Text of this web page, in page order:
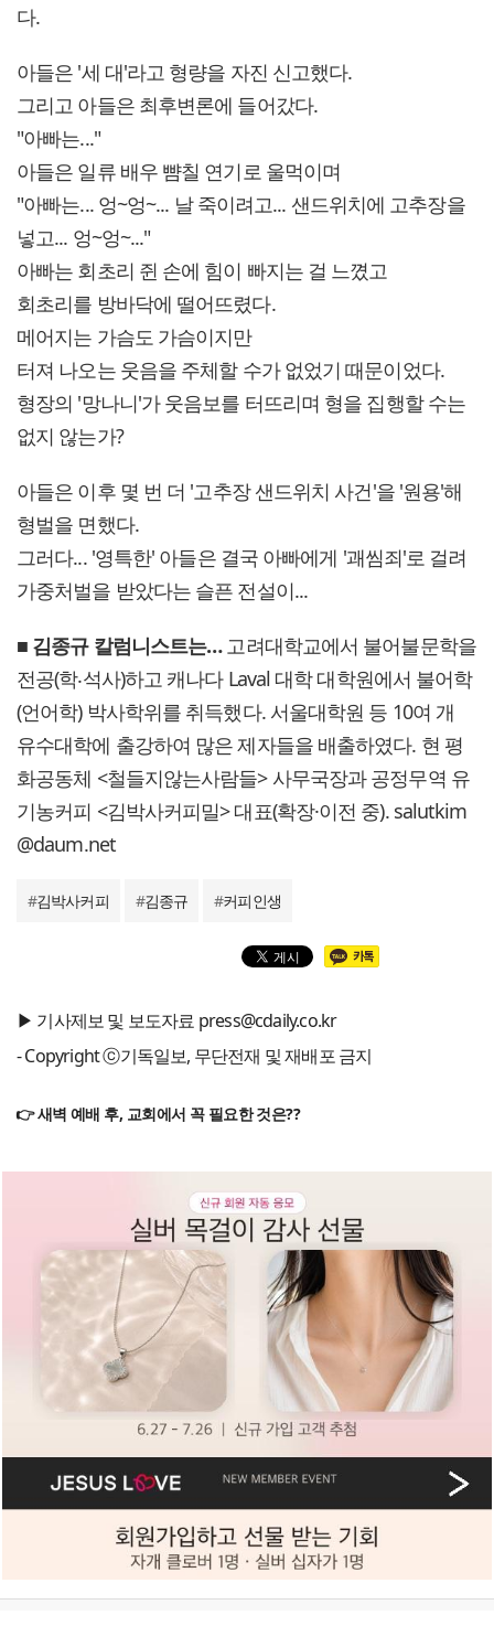
다.
아들은 '세 대'라고 형량을 자진 신고했다.
그리고 아들은 최후변론에 들어갔다.
"아빠는..."
아들은 일류 배우 뺨칠 연기로 울먹이며
"아빠는... 엉~엉~... 날 죽이려고... 샌드위치에 고추장을
넣고... 엉~엉~..."
아빠는 회초리 쥔 손에 힘이 빠지는 걸 느꼈고
회초리를 방바닥에 떨어뜨렸다.
메어지는 가슴도 가슴이지만
터져 나오는 웃음을 주체할 수가 없었기 때문이었다.
형장의 '망나니'가 웃음보를 터뜨리며 형을 집행할 수는
없지 않는가?
아들은 이후 몇 번 더 '고추장 샌드위치 사건'을 '원용'해
형벌을 면했다.
그러다... '영특한' 아들은 결국 아빠에게 '괘씸죄'로 걸려
가중처벌을 받았다는 슬픈 전설이...
■ 김종규 칼럼니스트는…고려대학교에서 불어불문학을
전공(학‧석사)하고 캐나다 Laval 대학 대학원에서 불어학
(언어학) 박사학위를 취득했다. 서울대학원 등 10여 개
유수대학에 출강하여 많은 제자들을 배출하였다. 현 평
화공동체 <철들지않는사람들> 사무국장과 공정무역 유
기농커피 <김박사커피밀> 대표(확장·이전 중). salutkim
@daum.net
#김박사커피 #김종규 #커피인생
▶ 기사제보 및 보도자료 press@cdaily.co.kr
- Copyright ⓒ기독일보, 무단전재 및 재배포 금지
👉 새벽 예배 후, 교회에서 꼭 필요한 것은??